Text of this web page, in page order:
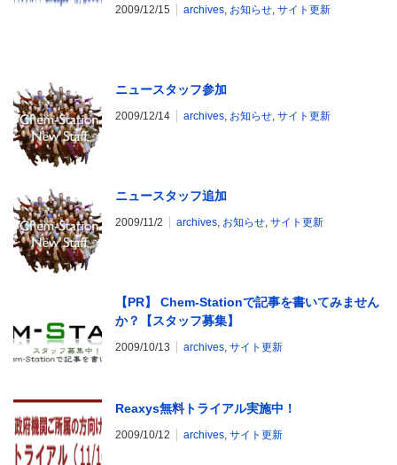
2009/12/15 archives, お知らせ, サイト更新
ニュースタッフ参加
2009/12/14 archives, お知らせ, サイト更新
ニュースタッフ追加
2009/11/2 archives, お知らせ, サイト更新
【PR】 Chem-Stationで記事を書いてみません
か？【スタッフ募集】
2009/10/13 archives, サイト更新
Reaxys無料トライアル実施中！
2009/10/12 archives, サイト更新